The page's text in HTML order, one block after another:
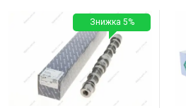
Знижка 5%